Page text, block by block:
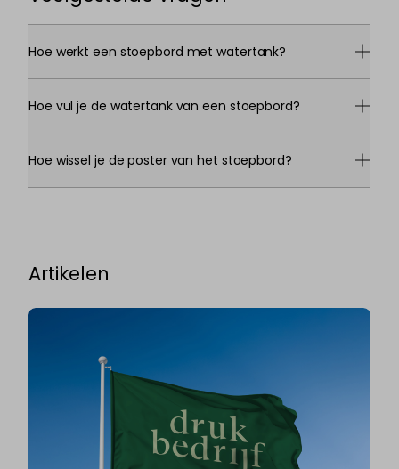
Hoe werkt een stoepbord met watertank?
Hoe vul je de watertank van een stoepbord?
Hoe wissel je de poster van het stoepbord?
Artikelen